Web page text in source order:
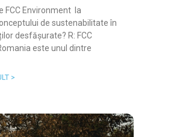
FCC Environment la
de sustenabilitate în
desfășurate? R: FCC
este unul dintre
>